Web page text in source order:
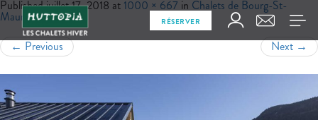
RÉSERVER
Publishedjuillet 17, 2018 at 1000 × 667 in Chalets de Bourg-St-
Maurice
← Previous Next →